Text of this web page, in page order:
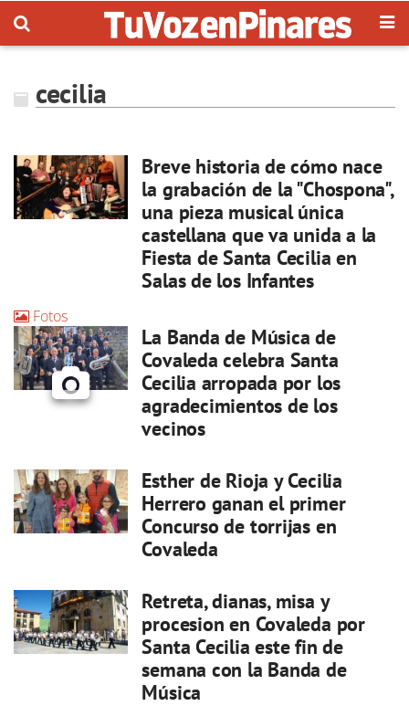
cecilia
Breve historia de cómo nace
la grabación de la "Chospona",
una pieza musical única
castellana que va unida a la
Fiesta de Santa Cecilia en
Salas de los Infantes
Fotos
La Banda de Música de
Covaleda celebra Santa
Cecilia arropada por los
agradecimientos de los
vecinos
Esther de Rioja y Cecilia
Herrero ganan el primer
Concurso de torrijas en
Covaleda
Retreta, dianas, misa y
procesion en Covaleda por
Santa Cecilia este fin de
semana con la Banda de
Música